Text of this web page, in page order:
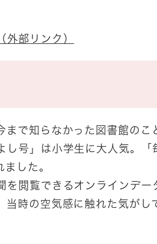
外部リンク）
で知らなかった図書館のこ
し号」は小学生に大人気。「
ました。
閲覧できるオンラインデー
当時の空気感に触れた気がし